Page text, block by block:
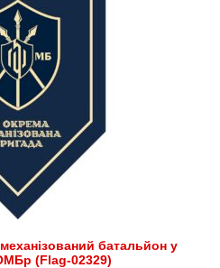
батальйон у
(Flag-02329)